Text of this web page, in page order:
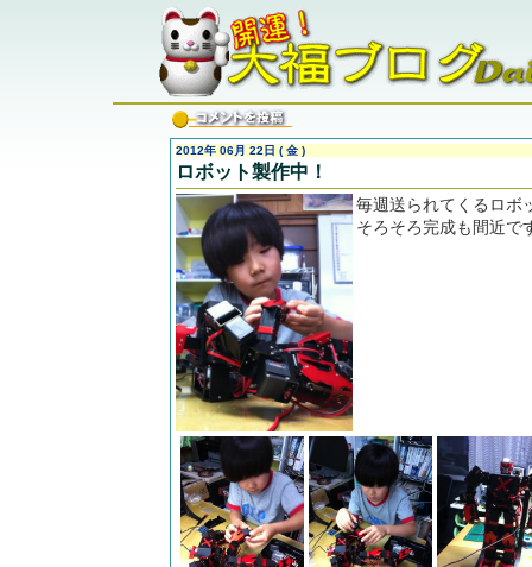
2012年 06月 22日 ( 金 )
ロボット製作中！
毎週送られてくるロボ
そろそろ完成も間近で